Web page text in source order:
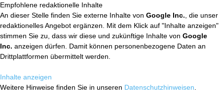
Empfohlene redaktionelle Inhalte
An dieser Stelle finden Sie externe Inhalte von Google Inc. , die unser
redaktionelles Angebot ergänzen. Mit dem Klick auf "Inhalte anzeigen"
stimmen Sie zu, dass wir diese und zukünftige Inhalte von Google
Inc. anzeigen dürfen. Damit können personenbezogene Daten an
Drittplattformen übermittelt werden.
Inhalte anzeigen
Weitere Hinweise finden Sie in unseren Datenschutzhinweisen